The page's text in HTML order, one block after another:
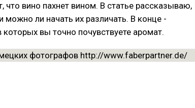
что вино пахнет вином. В статье рассказываю,
можно ли начать их различать. В конце -
которых вы точно почувствуете аромат.